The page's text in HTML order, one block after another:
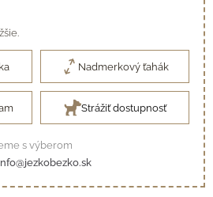
Nadmerkový ťahák
Strážiť dostupnosť
s výberom